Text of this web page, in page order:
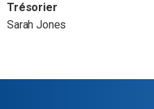
Trésorier
Sarah Jones